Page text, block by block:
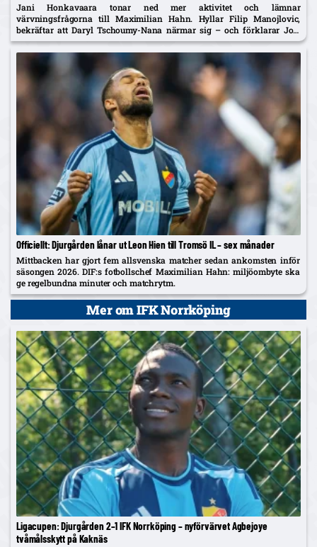
Jani Honkavaara tonar ned mer aktivitet och lämnar
värvningsfrågorna till Maximilian Hahn. Hyllar Filip Manojlovic,
bekräftar att Daryl Tschoumy-Nana närmar sig – och förklarar Joel
Asoros frånvaro med att han är borta "av en anledning".
Officiellt: Djurgården lånar ut Leon Hien till Tromsö IL – sex månader
Mittbacken har gjort fem allsvenska matcher sedan ankomsten inför
säsongen 2026. DIF:s fotbollschef Maximilian Hahn: miljöombyte ska
ge regelbundna minuter och matchrytm.
Mer om IFK Norrköping
Ligacupen: Djurgården 2–1 IFK Norrköping – nyförvärvet Agbejoye
tvåmålsskytt på Kaknäs